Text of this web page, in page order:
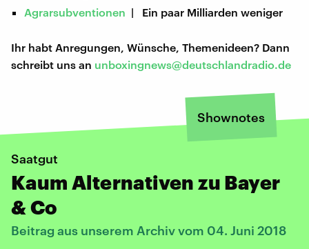
Agrarsubventionen | Ein paar Milliarden weniger
Ihr habt Anregungen, Wünsche, Themenideen? Dann
schreibt uns an unboxingnews@deutschlandradio.de
Shownotes
Saatgut
Kaum Alternativen zu Bayer
& Co
Beitrag aus unserem Archiv vom 04. Juni 2018